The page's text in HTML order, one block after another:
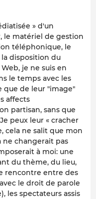
» d'un
le matériel de gestion
téléphonique, le
disposition du
je ne suis en
le temps avec les
que de leur "image"
affects
partisan, sans que
peux leur « cracher
cela ne salit que mon
ne changerait pas
à moi: une
du thème, du lieu,
rencontre entre des
le droit de parole
les spectateurs assis